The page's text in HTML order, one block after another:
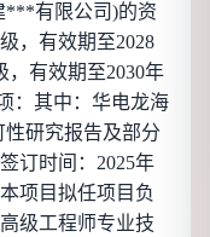
***有限公司)的资
，有效期至2028
，有效期至2030年
：其中：华电龙海
研究报告及部分
订时间：2025年
项目拟任项目负
级工程师专业技